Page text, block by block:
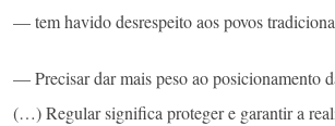
— tem havido desrespeito aos povos
— Precisar dar mais peso ao posicionamento
(…) Regular significa proteger e garantir a